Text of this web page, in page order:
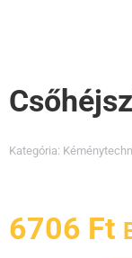
Kategória:
6706 Ft